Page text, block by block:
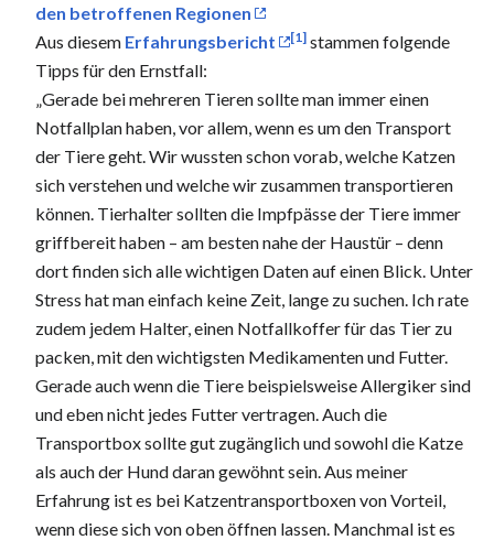
den betroffenen Regionen
Aus diesem Erfahrungsbericht [1] stammen folgende
Tipps für den Ernstfall:
„Gerade bei mehreren Tieren sollte man immer einen
Notfallplan haben, vor allem, wenn es um den Transport
der Tiere geht. Wir wussten schon vorab, welche Katzen
sich verstehen und welche wir zusammen transportieren
können. Tierhalter sollten die Impfpässe der Tiere immer
griffbereit haben – am besten nahe der Haustür – denn
dort finden sich alle wichtigen Daten auf einen Blick. Unter
Stress hat man einfach keine Zeit, lange zu suchen. Ich rate
zudem jedem Halter, einen Notfallkoffer für das Tier zu
packen, mit den wichtigsten Medikamenten und Futter.
Gerade auch wenn die Tiere beispielsweise Allergiker sind
und eben nicht jedes Futter vertragen. Auch die
Transportbox sollte gut zugänglich und sowohl die Katze
als auch der Hund daran gewöhnt sein. Aus meiner
Erfahrung ist es bei Katzentransportboxen von Vorteil,
wenn diese sich von oben öffnen lassen. Manchmal ist es